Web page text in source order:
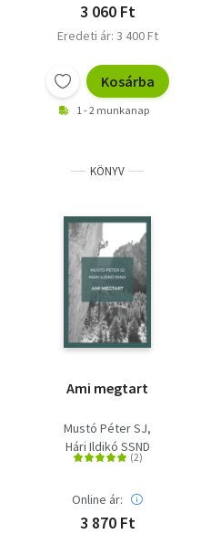
3 060 Ft
Eredeti ár: 3 400 Ft
Kosárba
1 - 2 munkanap
KÖNYV
Ami megtart
Mustó Péter SJ
Hári Ildikó SSND
Online ár:
3 870 Ft